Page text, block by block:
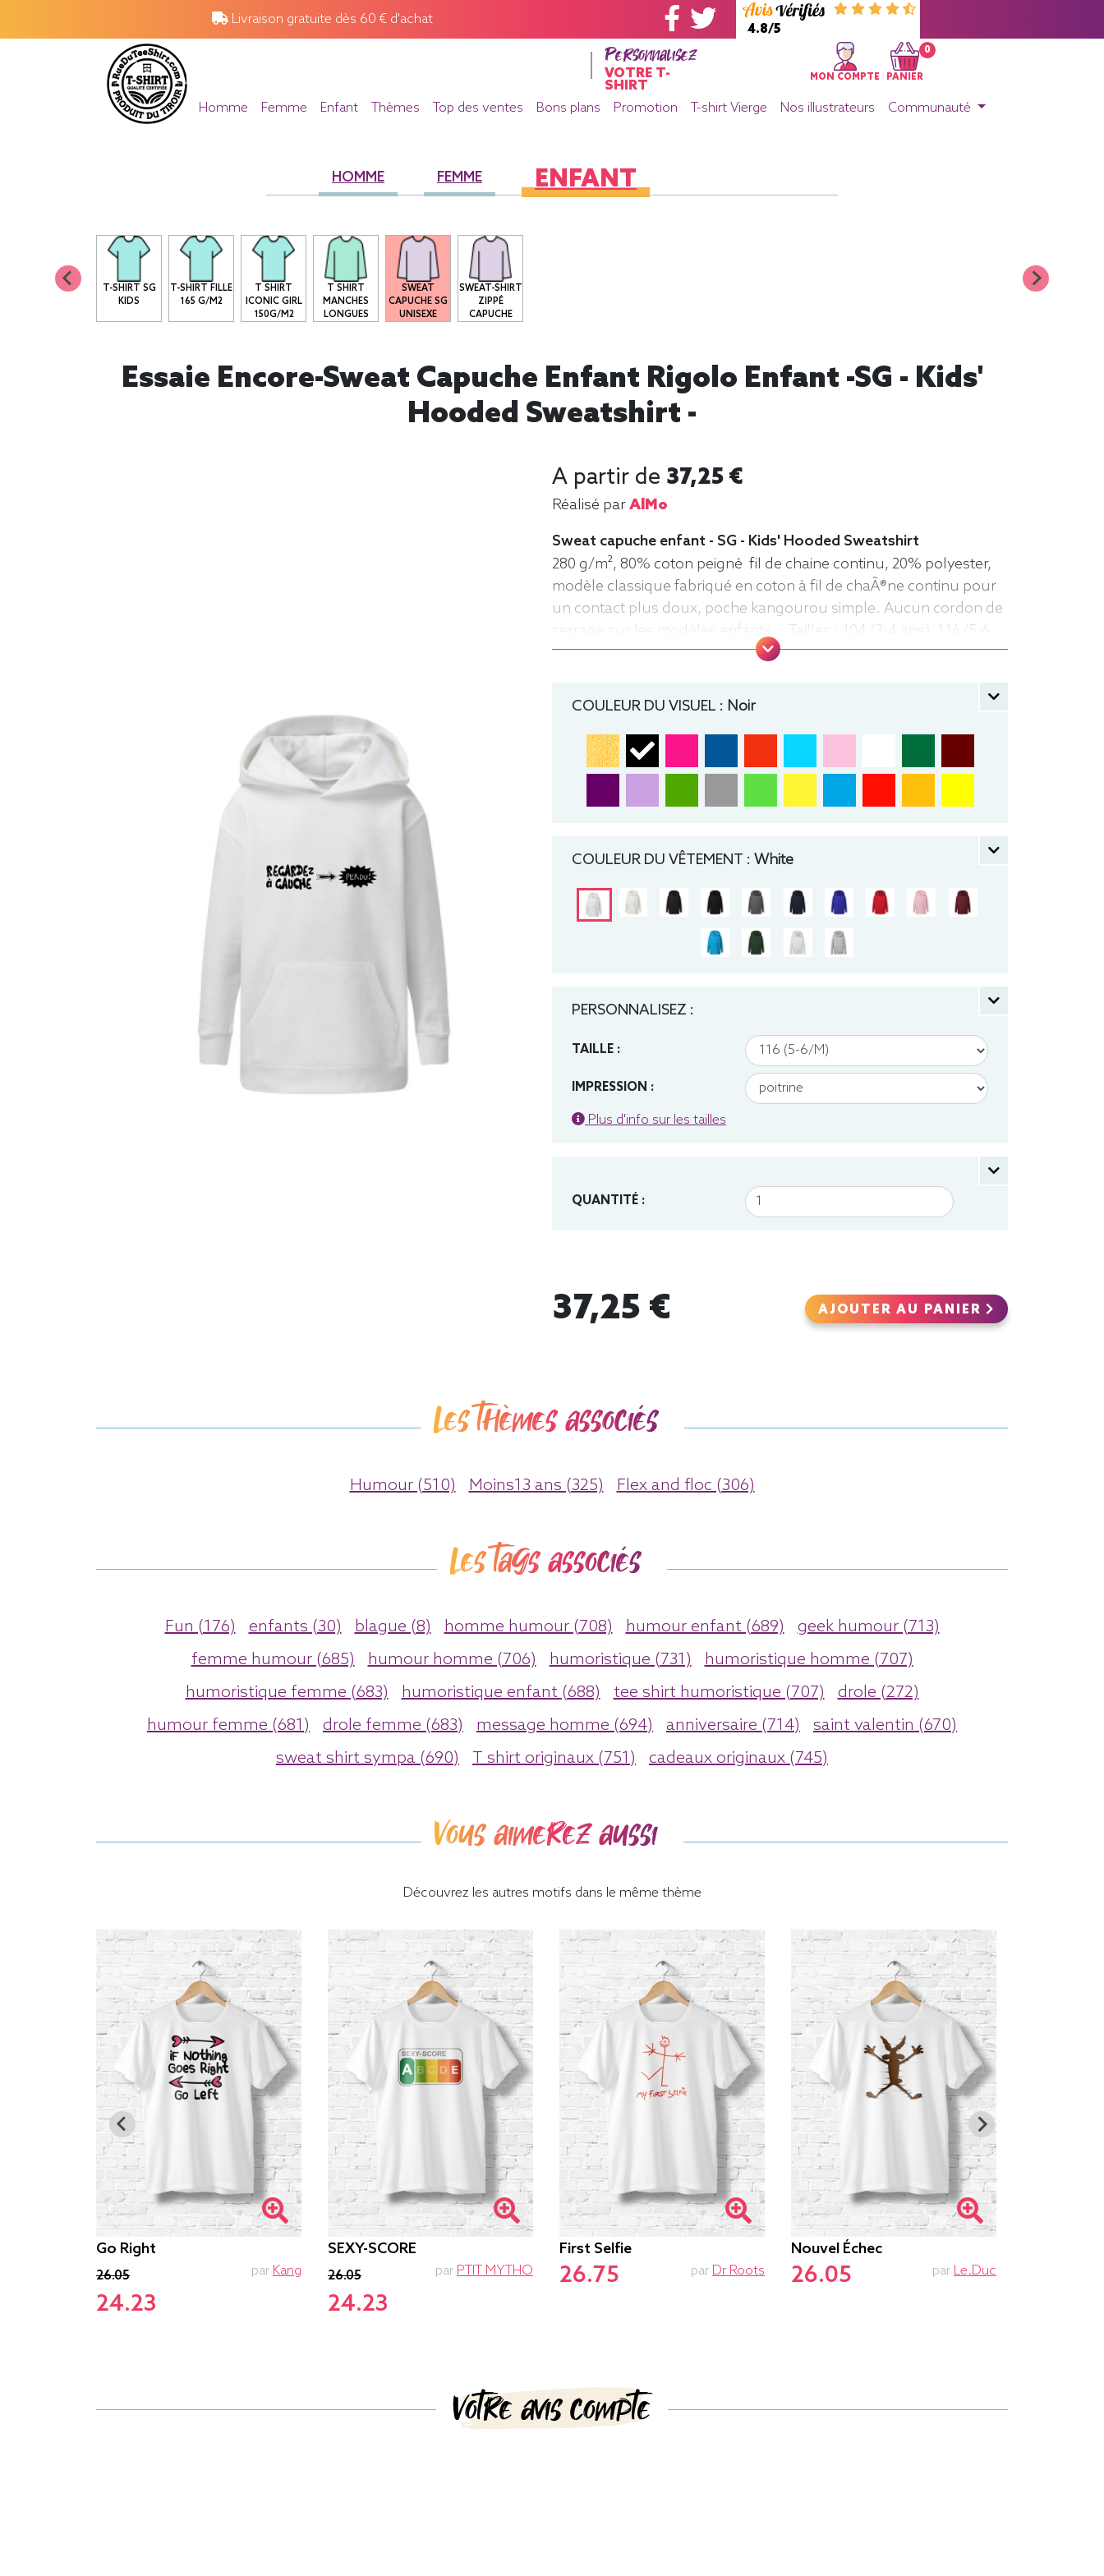
Livraison gratuite dès 60 € d'achat
4.8/5
Personnalisez
VOTRE T-
SHIRT
MON COMPTE
0
PANIER
Homme Femme Enfant Thèmes Top des ventes Bons plans Promotion T-shirt Vierge Nos illustrateurs Communauté
HOMME FEMME ENFANT
T-SHIRT SG
KIDS
T-SHIRT FILLE
165 G/M2
T SHIRT
ICONIC GIRL
150G/M2
T SHIRT
MANCHES
LONGUES
SWEAT
CAPUCHE SG
UNISEXE
SWEAT-SHIRT
ZIPPÉ
CAPUCHE
Essaie Encore-Sweat Capuche Enfant Rigolo Enfant -SG - Kids'
Hooded Sweatshirt -
A partir de 37,25 €
Réalisé parAlMo
Sweat capuche enfant - SG - Kids' Hooded Sweatshirt
280 g/m², 80% coton peigné fil de chaine continu, 20% polyester,
modèle classique fabriqué en coton à fil de chaÃ®ne continu pour
un contact plus doux, poche kangourou simple. Aucun cordon de
serrage sur les modèles enfants. . Tailles : 104 (3-4 ans), 116 (5-6
ans), 128 (7-8 ans), 140 (9-10 ans), 152 (11-12 ans) manche longue,
COULEUR DU VISUEL : Noir
COULEUR DU VÊTEMENT : White
PERSONNALISEZ :
TAILLE :
IMPRESSION :
Plus d'info sur les tailles
QUANTITÉ :
37,25 € AJOUTER AU PANIER
Les thèmes associés
Humour (510) Moins13 ans (325) Flex and floc (306)
Les tags associés
Fun (176) enfants (30) blague (8) homme humour (708) humour enfant (689)
geek humour (713)
femme humour (685)
humour homme (706) humoristique (731)
humoristique homme (707)
humoristique femme (683)
humoristique enfant (688) tee shirt humoristique (707)
drole (272)
humour femme (681)
drole femme (683) message homme (694) anniversaire (714)
saint valentin (670)
sweat shirt sympa (690)
T shirt originaux (751) cadeaux originaux (745)
Vous aimerez aussi
Découvrez les autres motifs dans le même thème
Go Right
26.05
24.23
par Kang
SEXY-SCORE
26.05
24.23
par PTIT MYTHO
First Selfie
26.75 par Dr Roots
Nouvel Échec
26.05 par Le.duc
Votre avis compte